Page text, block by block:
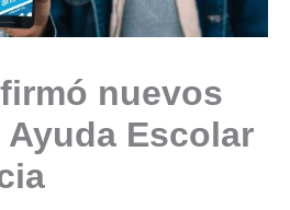
nuevos
Escolar